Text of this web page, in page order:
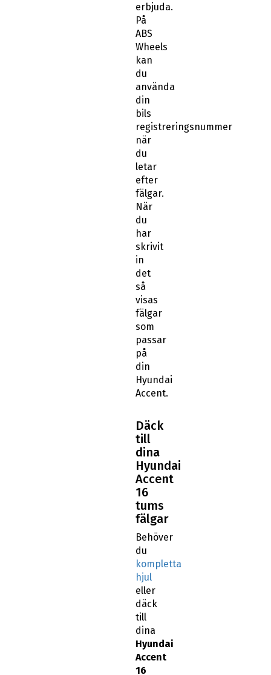
erbjuda.
På
ABS
Wheels
kan
du
använda
din
bils
registreringsnummer
när
du
letar
efter
fälgar.
När
du
har
skrivit
in
det
så
visas
fälgar
som
passar
på
din
Hyundai
Accent.
Däck
till
dina
Hyundai
Accent
16
tums
fälgar
Behöver
du
kompletta
hjul
eller
däck
till
dina
Hyundai
Accent
16